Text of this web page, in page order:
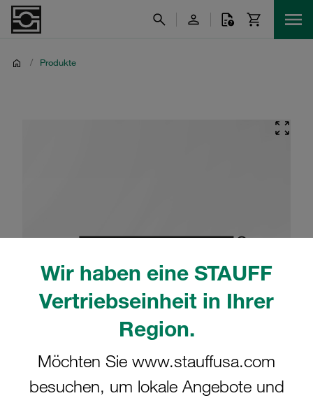
Wir haben eine STAUFF
Vertriebseinheit in Ihrer
Region.
Möchten Sie www.stauffusa.com
besuchen, um lokale Angebote und
/ Produkte